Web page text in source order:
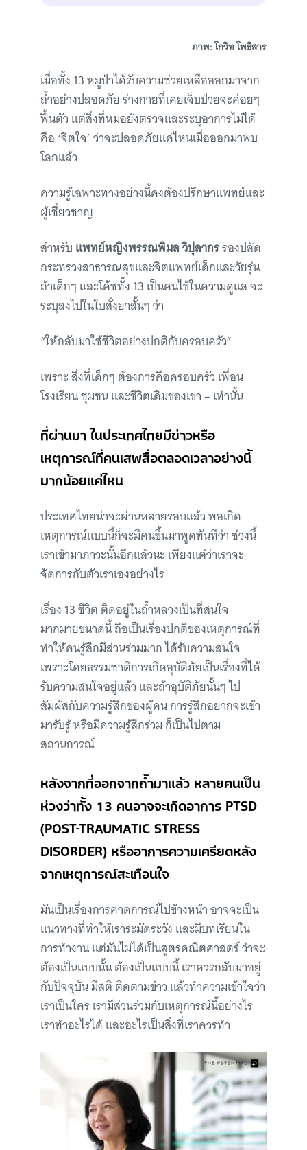
ภาพ: โกวิท โพธิสาร
เมื่อทั้ง 13 หมูป่าได้รับความช่วยเหลือออกมาจาก
ถ้ำอย่างปลอดภัย ร่างกายที่เคยเจ็บป่วยจะค่อยๆ
ฟื้นตัว แต่สิ่งที่หมอยังตรวจและระบุอาการไม่ได้
คือ ‘จิตใจ’ ว่าจะปลอดภัยแค่ไหนเมื่อออกมาพบ
โลกแล้ว
ความรู้เฉพาะทางอย่างนี้คงต้องปรึกษาแพทย์และ
ผู้เชี่ยวชาญ
สำหรับ แพทย์หญิงพรรณพิมล วิปุลากรรองปลัด
กระทรวงสาธารณสุขและจิตแพทย์เด็กและวัยรุ่น
ถ้าเด็กๆ และโค้ชทั้ง 13 เป็นคนไข้ในความดูแล จะ
ระบุลงไปในใบสั่งยาสั้นๆ ว่า
“ให้กลับมาใช้ชีวิตอย่างปกติกับครอบครัว”
เพราะ สิ่งที่เด็กๆ ต้องการคือครอบครัว เพื่อน
โรงเรียน ชุมชน และชีวิตเดิมของเขา – เท่านั้น
ที่ผ่านมา ในประเทศไทยมีข่าวหรือ
เหตุการณ์ที่คนเสพสื่อตลอดเวลาอย่างนี้
มากน้อยแค่ไหน
ประเทศไทยน่าจะผ่านหลายรอบแล้ว พอเกิด
เหตุการณ์แบบนี้ก็จะมีคนขึ้นมาพูดทันทีว่า ช่วงนี้
เราเข้ามาภาวะนั้นอีกแล้วนะ เพียงแต่ว่าเราจะ
จัดการกับตัวเราเองอย่างไร
เรื่อง 13 ชีวิต ติดอยู่ในถ้ำหลวงเป็นที่สนใจ
มากมายขนาดนี้ ถือเป็นเรื่องปกติของเหตุการณ์ที่
ทำให้คนรู้สึกมีส่วนร่วมมาก ได้รับความสนใจ
เพราะโดยธรรมชาติการเกิดอุบัติภัยเป็นเรื่องที่ได้
รับความสนใจอยู่แล้ว และถ้าอุบัติภัยนั้นๆ ไป
สัมผัสกับความรู้สึกของผู้คน การรู้สึกอยากจะเข้า
มารับรู้ หรือมีความรู้สึกร่วม ก็เป็นไปตาม
สถานการณ์
หลังจากที่ออกจากถ้ำมาแล้ว หลายคนเป็น
ห่วงว่าทั้ง 13 คนอาจจะเกิดอาการ PTSD
(POST-TRAUMATIC STRESS
DISORDER) หรืออาการความเครียดหลัง
จากเหตุการณ์สะเทือนใจ
มันเป็นเรื่องการคาดการณ์ไปข้างหน้า อาจจะเป็น
แนวทางที่ทำให้เราระมัดระวัง และมีบทเรียนใน
การทำงาน แต่มันไม่ได้เป็นสูตรคณิตศาสตร์ ว่าจะ
ต้องเป็นแบบนั้น ต้องเป็นแบบนี้ เราควรกลับมาอยู่
กับปัจจุบัน มีสติ ติดตามข่าว แล้วทำความเข้าใจว่า
เราเป็นใคร เรามีส่วนร่วมกับเหตุการณ์นี้อย่างไร
เราทำอะไรได้ และอะไรเป็นสิ่งที่เราควรทำ